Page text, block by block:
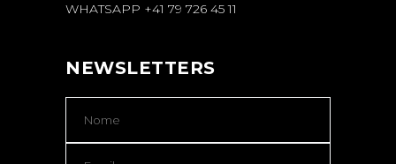
WHATSAPP +41 79 726 45 11
NEWSLETTERS